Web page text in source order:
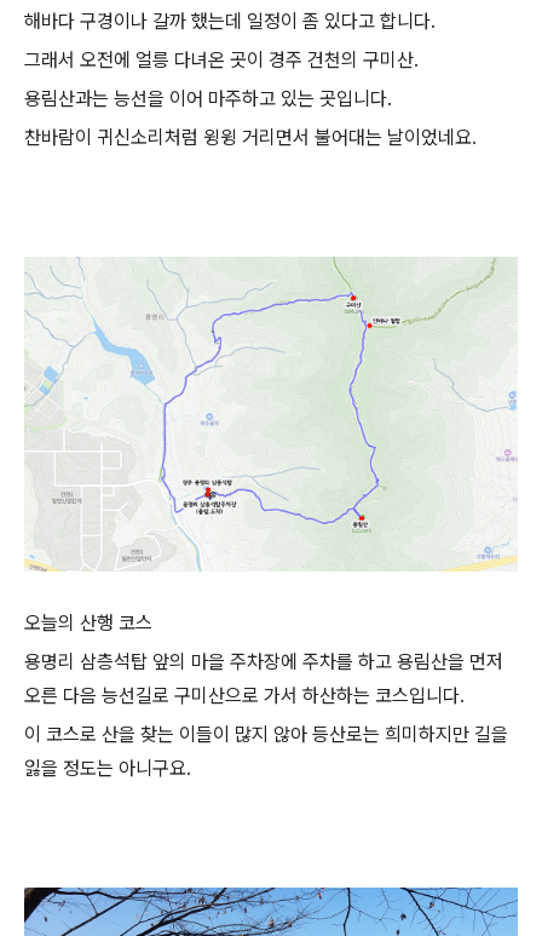
해바다 구경이나 갈까 했는데 일정이 좀 있다고 합니다.
그래서 오전에 얼릉 다녀온 곳이 경주 건천의 구미산.
용림산과는 능선을 이어 마주하고 있는 곳입니다.
찬바람이 귀신소리처럼 윙윙 거리면서 불어대는 날이었네요.
오늘의 산행 코스
용명리 삼층석탑 앞의 마을 주차장에 주차를 하고 용림산을 먼저
오른 다음 능선길로 구미산으로 가서 하산하는 코스입니다.
이 코스로 산을 찾는 이들이 많지 않아 등산로는 희미하지만 길을
잃을 정도는 아니구요.